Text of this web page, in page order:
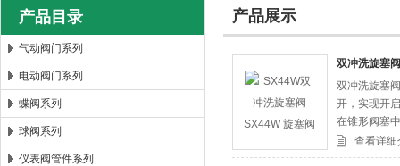
郑州森玛自控阀门有限公司
产品目录
气动阀门系列
电动阀门系列
蝶阀系列
球阀系列
仪表阀管件系列
产品展示
双冲洗旋塞
双冲洗旋塞
开，实现开
在锥形阀塞
切断和接通
查看详细